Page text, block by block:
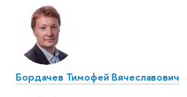
Бордачев Тимофей Вячеславович